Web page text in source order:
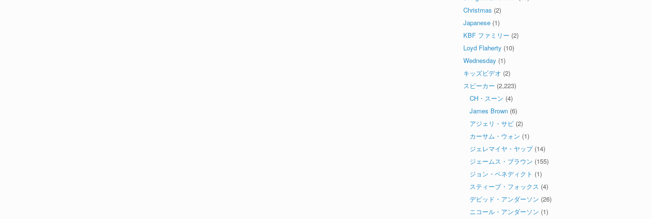
Christmas (2)
Japanese (1)
KBF ファミリー (2)
Loyd Flaherty (10)
Wednesday (1)
キッズビデオ (2)
スピーカー (2,223)
CH・スーン (4)
James Brown (6)
アジェリ・サビ (2)
カーサム・ウォン (1)
ジェレマイヤ・ヤップ(14)
ジェームス・ブラウン (155)
ジョン・ベネディクト (1)
スティーブ・フォックス (4)
デビッド・アンダーソン (26)
ニコール・アンダーソン (1)